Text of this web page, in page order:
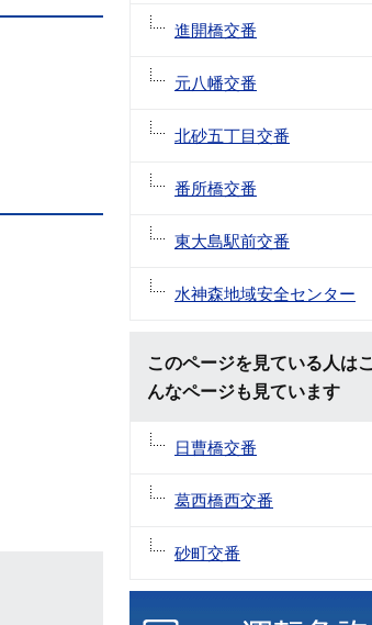
進開橋交番
元八幡交番
北砂五丁目交番
番所橋交番
東大島駅前交番
水神森地域安全センター
このページを見ている人はこ
んなページも見ています
日曹橋交番
葛西橋西交番
砂町交番